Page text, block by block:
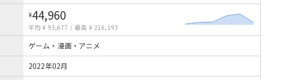
¥44,960
平均 ¥ 93,677 / 最高 ¥ 216,193
ゲーム・漫画・アニメ
2022年02月